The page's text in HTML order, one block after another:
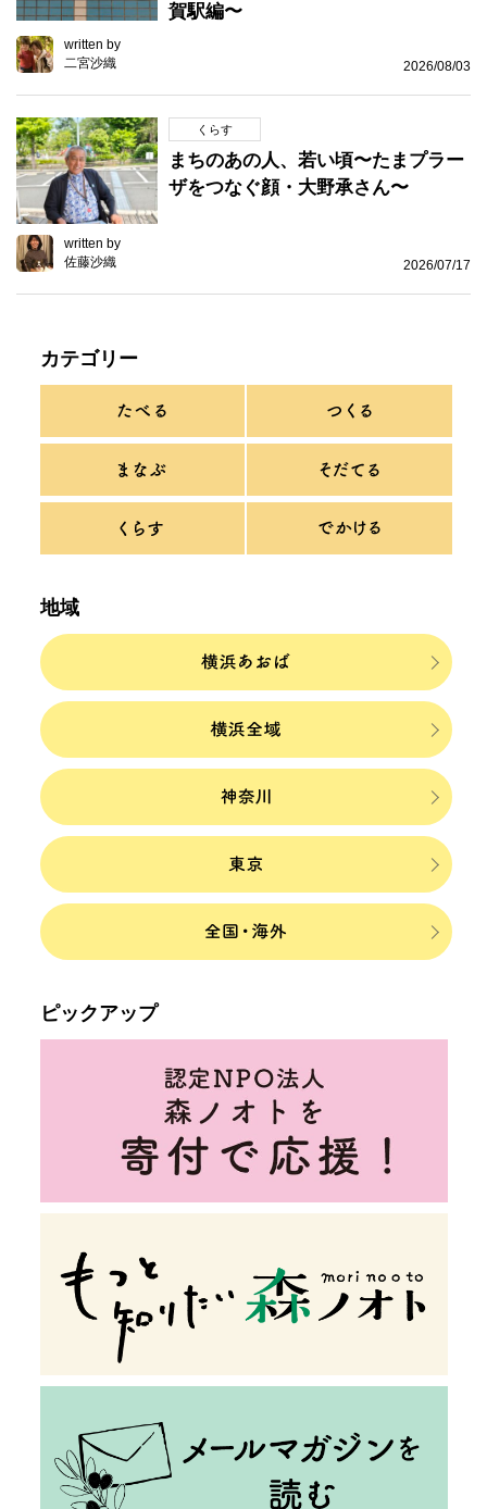
賀駅編〜
written by
二宮沙織
2026/08/03
くらす
まちのあの人、若い頃〜たまプラー
ザをつなぐ顔・大野承さん〜
written by
佐藤沙織
2026/07/17
カテゴリー
地域
ピックアップ